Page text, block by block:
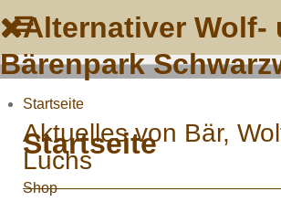
Alternativer Wolf-
Bärenpark
Startseite
Startseite
Shop
Aktuelles von Bär,
Luchs